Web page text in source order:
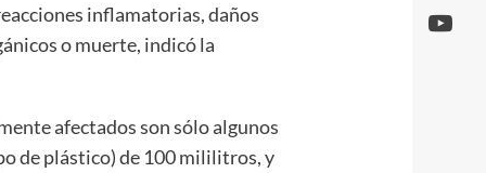
inflamatorias, daños
o muerte, indicó la
afectados son sólo algunos
de plástico) de 100 mililitros, y